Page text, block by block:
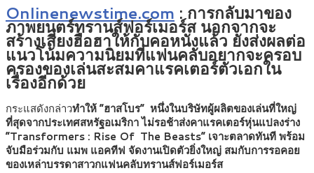
Onlinenewstime.com : การกลับมาของ
ภาพยนตร์ทรานส์ฟอร์เมอร์ส นอกจากจะ
สร้างเสียงฮือฮาให้กับคอหนังแล้ว ยังส่งผลต่อ
แนวโน้มความนิยมที่แฟนคลับอยากจะครอบ
ครองของเล่นสะสมคาแรคเตอร์ตัวเอกใน
เรื่องอีกด้วย
กระแสดังกล่าวทำให้ “ฮาสโบร” หนึ่งในบริษัทผู้ผลิตของเล่นที่ใหญ่
ที่สุดจากประเทศสหรัฐอเมริกา ไม่รอช้าส่งคาแรคเตอร์หุ่นแปลงร่าง
“Transformers : Rise Of The Beasts” เจาะตลาดทันที พร้อม
จับมือร่วมกับ แมพ แอคทีฟ จัดงานเปิดตัวยิ่งใหญ่ สมกับการรอคอย
ของเหล่าบรรดาสาวกแฟนคลับทรานส์ฟอร์เมอร์ส